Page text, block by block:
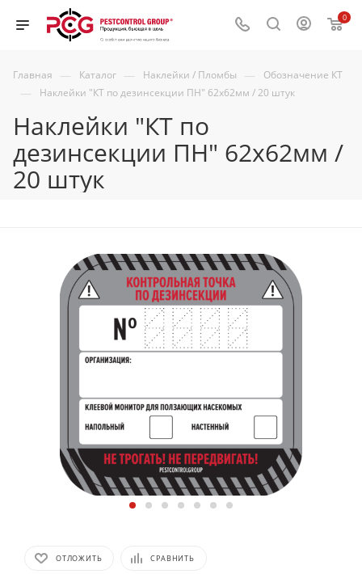
0
Главная — Каталог — Наклейки / Пломбы — Обозначение КТ
— Наклейки "КТ по дезинсекции ПН" 62х62мм / 20 штук
Наклейки "КТ по
дезинсекции ПН" 62х62мм /
20 штук
ОТЛОЖИТЬ СРАВНИТЬ